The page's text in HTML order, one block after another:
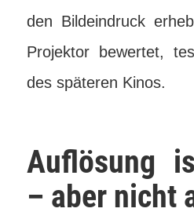
den Bildeindruck
Projektor bewertet,
des späteren Kinos.
Auflösung
– aber nicht